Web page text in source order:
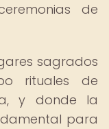
de
sagrados
rituales de
y donde la
para